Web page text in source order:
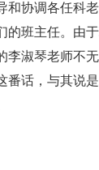
协调各任科
的班主任。由
淑琴老师不
话，与其说